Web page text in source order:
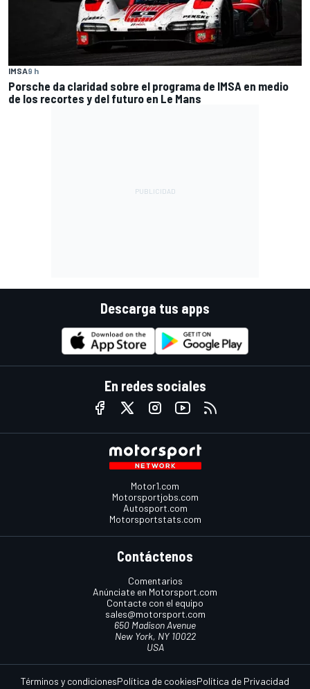
IMSA9 h
Porsche da claridad sobre el programa de IMSA en medio
de los recortes y del futuro en Le Mans
Descarga tus apps
En redes sociales
Motor1.com
Motorsportjobs.com
Autosport.com
Motorsportstats.com
Contáctenos
Comentarios
Anúnciate en Motorsport.com
Contacte con el equipo
sales@motorsport.com
650 Madison Avenue
New York, NY 10022
USA
Términos y condicionesPolítica de cookiesPolítica de Privacidad